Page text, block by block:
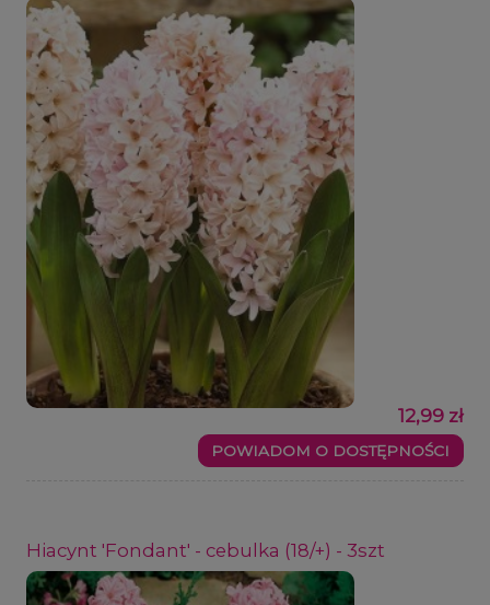
12,99 zł
POWIADOM O DOSTĘPNOŚCI
Hiacynt 'Fondant' - cebulka (18/+) - 3szt